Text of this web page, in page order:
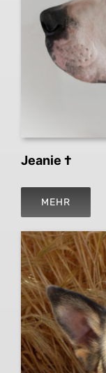
Jeanie †
MEHR